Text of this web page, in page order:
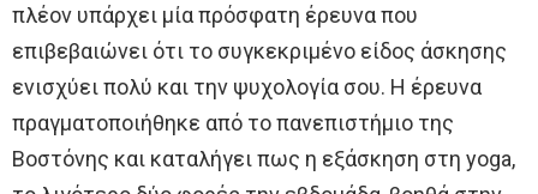
πλέον υπάρχει μία πρόσφατη έρευνα που
επιβεβαιώνει ότι το συγκεκριμένο είδος άσκησης
ενισχύει πολύ και την ψυχολογία σου. Η έρευνα
πραγματοποιήθηκε από το πανεπιστήμιο της
Βοστόνης και καταλήγει πως η εξάσκηση στη yoga,